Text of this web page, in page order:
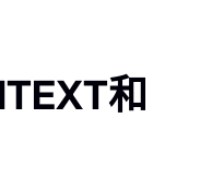
和